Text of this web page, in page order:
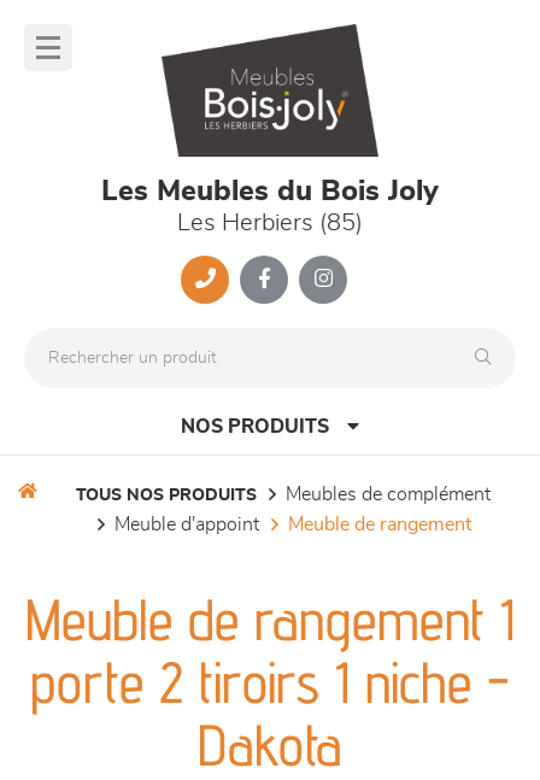
Les Meubles du Bois Joly
Les Herbiers (85)
NOS PRODUITS
séjours
meubles de complément
chambres et dressing
TOUS NOS PRODUITS
meubles de complément
meuble d'appoint
meuble de rangement
Meuble de rangement 1
porte 2 tiroirs 1 niche -
Dakota